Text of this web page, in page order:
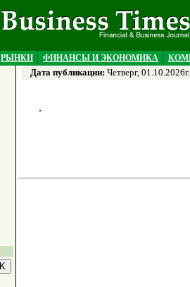
РЫНКИ ФИНАНСЫ И ЭКОНОМИКА
Дата публикации: Четверг, 01.10.2026г.